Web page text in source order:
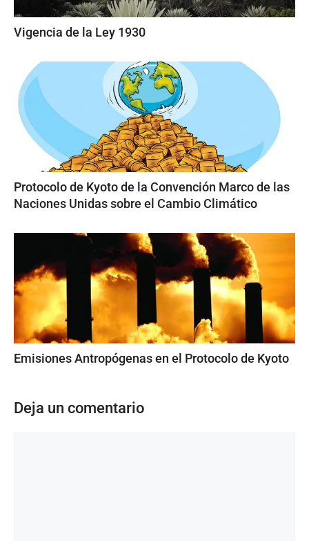
Vigencia de la Ley 1930
Protocolo de Kyoto de la Convención Marco de las
Naciones Unidas sobre el Cambio Climático
Emisiones Antropógenas en el Protocolo de Kyoto
Deja un comentario